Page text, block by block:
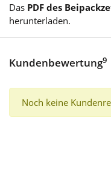
Das PDF des
herunterladen.
Kundenbewertung9
Noch keine